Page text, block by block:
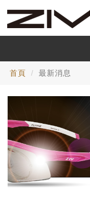
首頁 最新消息